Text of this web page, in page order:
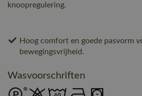
knoopregulering.
Hoog comfort en goede pasvorm
bewegingsvrijheid.
Wasvoorschriften